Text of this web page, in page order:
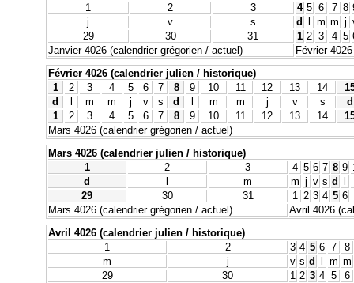
1
2 3 4 5 6 7 8
j
v s d l m m j
29
30 31 1 2 3 4 5
Janvier 4026 (calendrier grégorien / actuel)
Février
Février 4026 (calendrier julien / historique)
1
2 3 4 5 6 7 8 9 10 11 12 13 14
d
m m j v s d m m j v s
d
1
2 3 4 5 6 7 8 9 10 11 12 13 14
Mars 4026 (calendrier grégorien / actuel)
Mars 4026 (calendrier julien / historique)
1
2 3 4 5 6 7 8 9
d
m m j v s d
29
30 31 1 2 3 4 5 6
Mars 4026 (calendrier grégorien / actuel)
Avril 4026
Avril 4026 (calendrier julien / historique)
1
2 3 4 5 6 7
8
m
j v s d m m
29
30 1 2 3 4 5
6